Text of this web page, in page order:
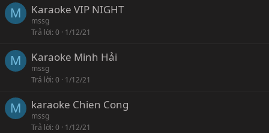
M Karaoke VIP NIGHT
mssg
Trả lời 0 1/12/21
M Karaoke Minh Hải
mssg
Trả lời 0 1/12/21
M karaoke Chien Cong
mssg
Trả lời 0 1/12/21